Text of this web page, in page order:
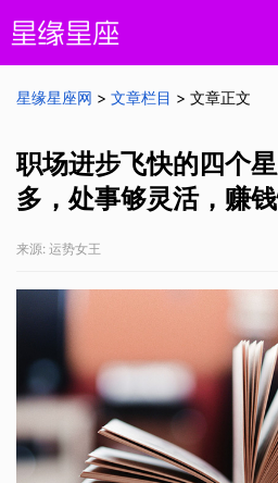
星缘星座网 > 文章栏目 > 文章正文
职场进步飞快的四个
多，处事够灵活，赚
来源: 运势女王